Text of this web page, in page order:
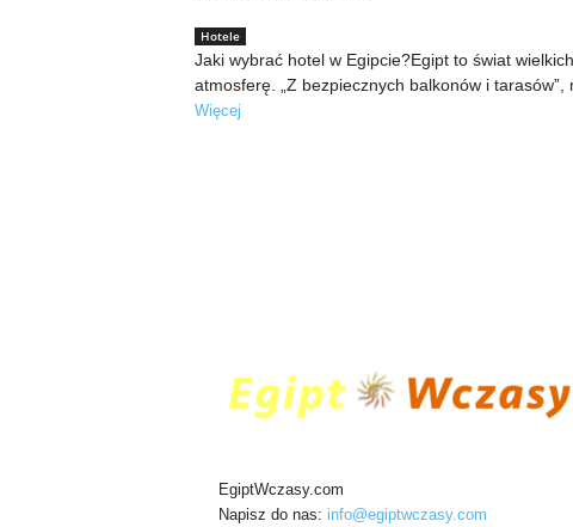
Hotele
Jaki wybrać hotel w Egipcie?Egipt to świat
atmosferę. „Z bezpiecznych balkonów i tarasów”,
Więcej
EgiptWczasy.com
Napisz do nas: info@egiptwczasy.com